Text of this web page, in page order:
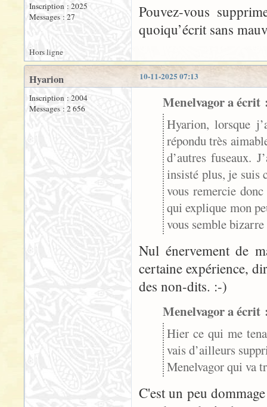
Inscription : 2025
Messages : 27
Pouvez-vous
quoiqu’écrit sans
Hors ligne
10-11-2025 07:13
Hyarion
Inscription : 2004
Messages : 2 656
Menelvagor a écrit
Hyarion, lorsque
répondu très
d’autres fuseaux.
insisté plus, je suis
vous remercie
qui explique mon
vous semble
Nul énervement de
certaine expérience,
des non-dits. :-)
Menelvagor a écrit
Hier ce qui me
vais d’ailleurs
Menelvagor qui va
C'est un peu